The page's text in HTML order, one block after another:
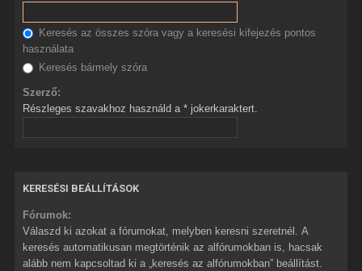
Keresés az összes szóra vagy a keresési kifejezés pontos
használata
Keresés bármely szóra
Szerző:
Részleges szavakhoz használd a * jokerkaraktert.
KERESÉSI BEÁLLÍTÁSOK
Fórumok:
Válaszd ki azokat a fórumokat, melyben keresni szeretnél. A
keresés automatikusan megtörténik az alfórumokban is, hacsak
alább nem kapcsoltad ki a „keresés az alfórumokban” beállítást.